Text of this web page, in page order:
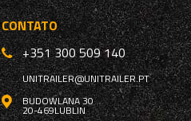
CONTATO
+351 300 509 140
UNITRAILER@UNITRAILER.PT
BUDOWLANA 30
20-469LUBLIN